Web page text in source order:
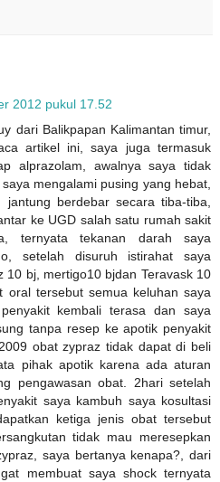
2012 pukul 17.52
dari Balikpapan Kalimantan timur,
artikel ini, saya juga termasuk
alprazolam, awalnya saya tidak
mengalami pusing yang hebat,
berdebar secara tiba-tiba,
ke UGD salah satu rumah sakit
ternyata tekanan darah saya
setelah disuruh istirahat saya
10 bj, mertigo10 bjdan Teravask 10
oral tersebut semua keluhan saya
kembali terasa dan saya
tanpa resep ke apotik penyakit
obat zypraz tidak dapat di beli
pihak apotik karena ada aturan
pengawasan obat. 2hari setelah
saya kambuh saya kosultasi
ketiga jenis obat tersebut
tidak mau meresepkan
saya bertanya kenapa?, dari
membuat saya shock ternyata